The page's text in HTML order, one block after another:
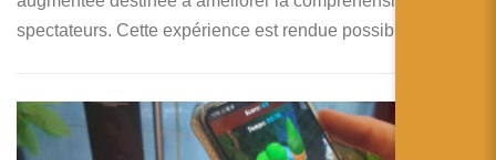
spectateurs. Cette expérience est rendue possible …